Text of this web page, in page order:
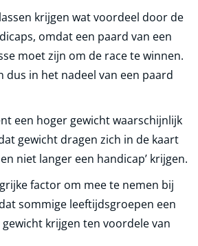
krijgen wat voordeel door de
omdat een paard van een
moet zijn om de race te winnen.
dus in het nadeel van een paard
een hoger gewicht waarschijnlijk
gewicht dragen zich in de kaart
niet langer een handicap’ krijgen.
factor om mee te nemen bij
sommige leeftijdsgroepen een
krijgen ten voordele van